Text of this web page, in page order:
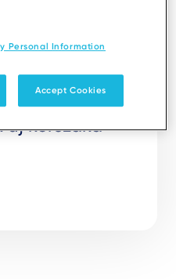
2.0-ra… a
korszaka
Personal Information
Accept Cookies